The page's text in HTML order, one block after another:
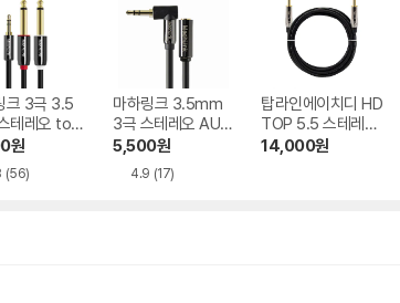
크 3극 3.5
테레오 to
Y형 변환
원
(56)
마하링크 3.5mm
3극 스테레오 AUX
꺾임 연장 케이블
5,500원
4.9 (17)
탑라인에이치디 HD
TOP 5.5 스테레오
메탈블랙 케이블
14,000원